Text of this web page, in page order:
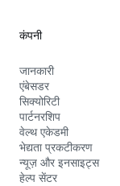
कंपनी
जानकारी
एंबेसडर
सिक्योरिटी
पार्टनरशिप
वेल्थ एकेडमी
भेद्यता प्रकटीकरण
न्यूज़ और इनसाइट्स
हेल्प सेंटर